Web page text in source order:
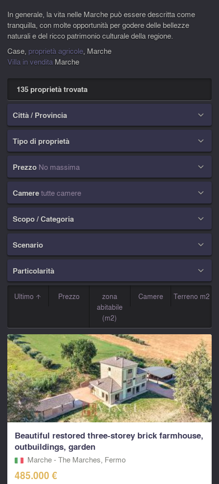
In generale, la vita nelle Marche può essere descritta come
tranquilla, con molte opportunità per godere delle bellezze
naturali e del ricco patrimonio culturale della regione.
Case, proprietà agricole, Marche
Villa in vendita Marche
135 proprietà trovata
Città / Provincia 
Tipo di proprietà 
Prezzo No massima 
Cameretutte camere 
Scopo / Categoria 
Scenario 
Particolarità 
Ultimo Prezzo
zona
abitabile
(m2)
Camere Terreno m2
Beautiful restored three-storey brick farmhouse,
outbuildings, garden
Marche - The Marches, Fermo‎
485.000 €